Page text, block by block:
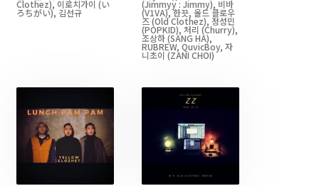
Clothez), 이로치가이 (い
ろちがい), 김선규
(Jimmyy : Jimmy), 비바
(V1VA),한끗, 올드 클로우
즈(Old Clothez), 정성민
(POPKID), 처리 (Churry),
조상하(SANG HA),
RUBREW, QuvicBoy, 자
니초이 (ZANI CHOI)